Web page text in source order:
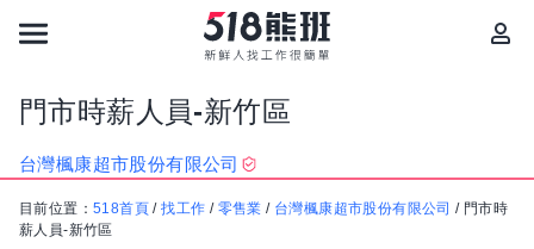
門市時薪人員-新竹區
台灣楓康超市股份有限公司
目前位置： 518首頁 /找工作 / 零售業 / 台灣楓康超市股份有限公司 / 門市時
薪人員-新竹區